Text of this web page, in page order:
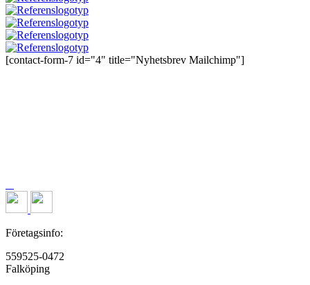
[contact-form-7 id="4" title="Nyhetsbrev Mailchimp"]
Företagsinfo:
559525-0472
Falköping